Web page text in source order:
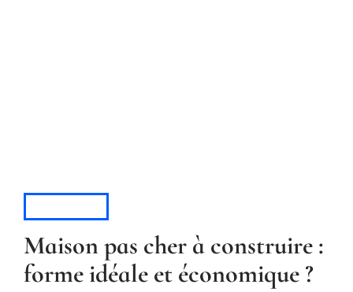
Maison pas cher à construire :
forme idéale et économique ?